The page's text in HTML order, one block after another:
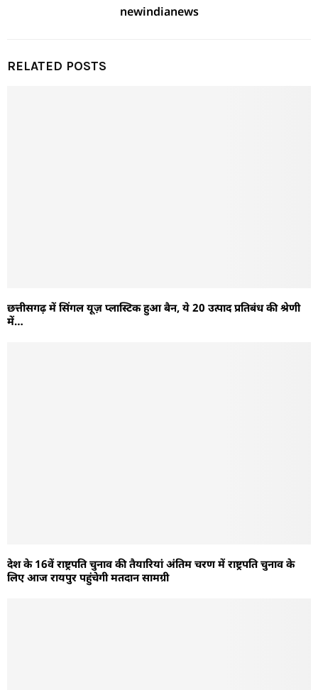
newindianews
RELATED POSTS
छत्तीसगढ़ में सिंगल यूज़ प्लास्टिक हुआ बैन, ये 20 उत्पाद प्रतिबंध की श्रेणी
में…
देश के 16वें राष्ट्रपति चुनाव की तैयारियां अंतिम चरण में राष्ट्रपति चुनाव के
लिए आज रायपुर पहुंचेगी मतदान सामग्री